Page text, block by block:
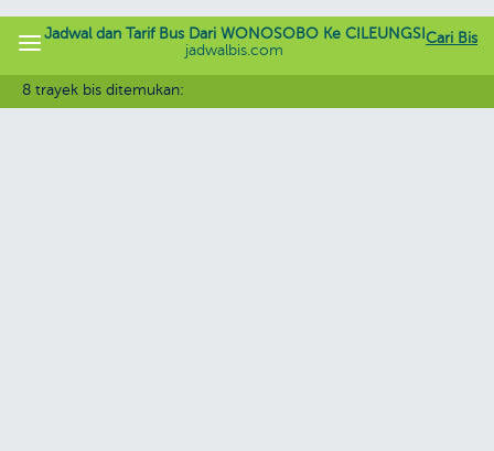
Cari Bis
Jadwal dan Tarif Bus Dari WONOSOBO Ke CILEUNGSI
jadwalbis.com
8 trayek bis ditemukan: